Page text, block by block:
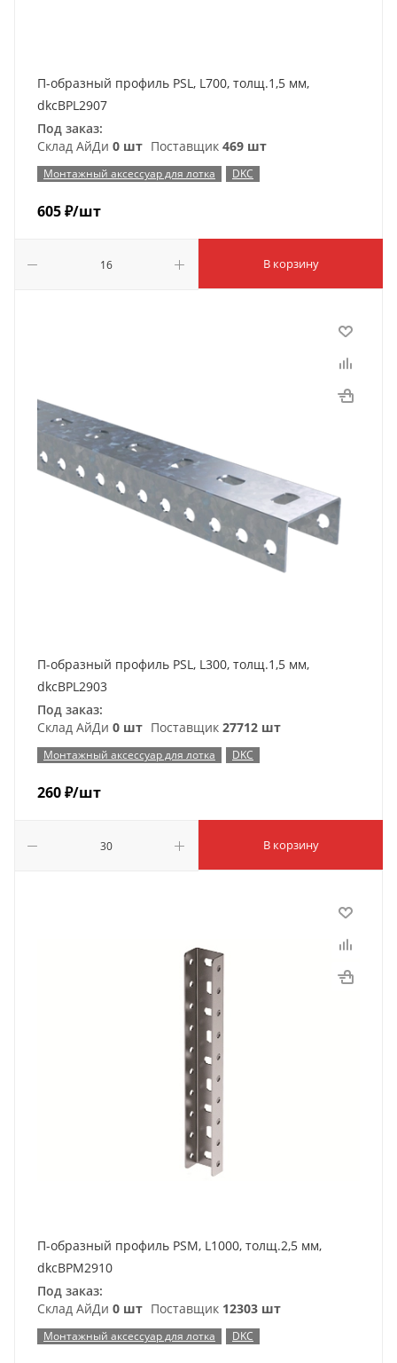
П-образный профиль PSL, L700, толщ.1,5 мм,
dkcBPL2907
Под заказ:
Склад АйДи 0 шт Поставщик 469 шт
Монтажный аксессуар для лотка DKC
605₽/шт
В корзину
П-образный профиль PSL, L300, толщ.1,5 мм,
dkcBPL2903
Под заказ:
Склад АйДи 0 шт Поставщик 27712 шт
Монтажный аксессуар для лотка DKC
260₽/шт
В корзину
П-образный профиль PSM, L1000, толщ.2,5 мм,
dkcBPM2910
Под заказ:
Склад АйДи 0 шт Поставщик 12303 шт
Монтажный аксессуар для лотка DKC